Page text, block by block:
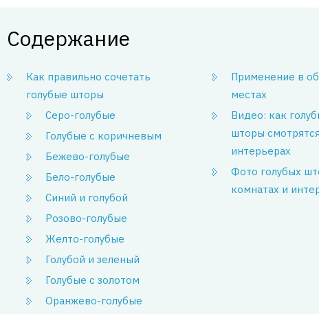
Содержание
Как правильно сочетать
голубые шторы
Серо-голубые
Голубые с коричневым
Бежево-голубые
Бело-голубые
Синий и голубой
Розово-голубые
Желто-голубые
Голубой и зеленый
Голубые с золотом
Оранжево-голубые
Применение в
местах
Видео: как
шторы
интерьерах
Фото голубых
комнатах и